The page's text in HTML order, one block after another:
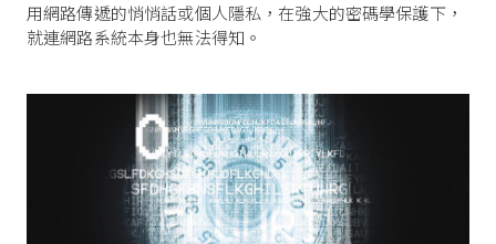
用網路傳遞的悄悄話或個人隱私，在強大的密碼學保護下，
就連網路系統本身也無法得知。